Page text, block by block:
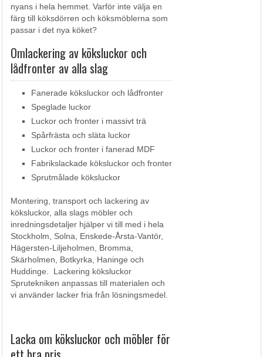
nyans i hela hemmet. Varför inte välja en
färg till köksdörren och köksmöblerna som
passar i det nya köket?
Omlackering av köksluckor och
lådfronter av alla slag
Fanerade köksluckor och lådfronter
Speglade luckor
Luckor och fronter i massivt trä
Spårfrästa och släta luckor
Luckor och fronter i fanerad MDF
Fabrikslackade köksluckor och fronter
Sprutmålade köksluckor
Montering, transport och lackering av
köksluckor, alla slags möbler och
inredningsdetaljer hjälper vi till med i hela
Stockholm, Solna, Enskede-Årsta-Vantör,
Hägersten-Liljeholmen, Bromma,
Skärholmen, Botkyrka, Haninge och
Huddinge. Lackering köksluckor
Sprutekniken anpassas till materialen och
vi använder lacker fria från lösningsmedel.
Lacka om köksluckor och möbler för